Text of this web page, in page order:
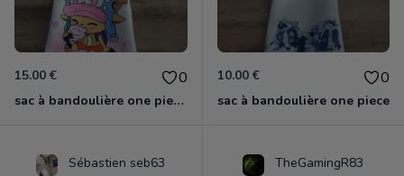
15.00 € 0
sac à bandoulière one piece chopper
10.00 € 0
sac à bandoulière one piece
Sébastien seb63 TheGamingR83